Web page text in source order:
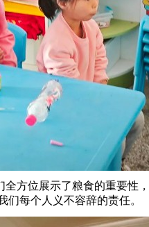
方位展示了粮食的重要性
每个人义不容辞的责任。